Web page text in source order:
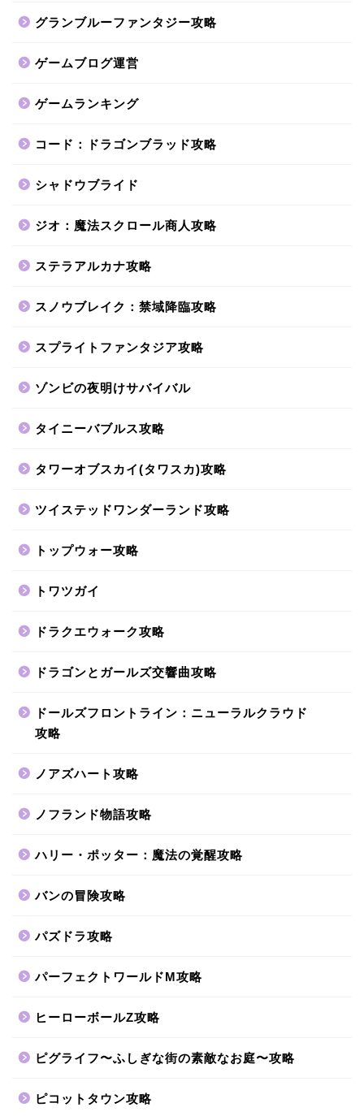
グランブルーファンタジー攻略
ゲームブログ運営
ゲームランキング
コード：ドラゴンブラッド攻略
シャドウブライド
ジオ：魔法スクロール商人攻略
ステラアルカナ攻略
スノウブレイク：禁域降臨攻略
スプライトファンタジア攻略
ゾンビの夜明けサバイバル
タイニーバブルス攻略
タワーオブスカイ(タワスカ)攻略
ツイステッドワンダーランド攻略
トップウォー攻略
トワツガイ
ドラクエウォーク攻略
ドラゴンとガールズ交響曲攻略
ドールズフロントライン：ニューラルクラウド
攻略
ノアズハート攻略
ノフランド物語攻略
ハリー・ポッター：魔法の覚醒攻略
バンの冒険攻略
パズドラ攻略
パーフェクトワールドM攻略
ヒーローボールZ攻略
ピグライフ〜ふしぎな街の素敵なお庭〜攻略
ピコットタウン攻略